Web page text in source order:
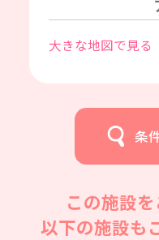
大きな地図で見る
条
この施設
以下の施設も